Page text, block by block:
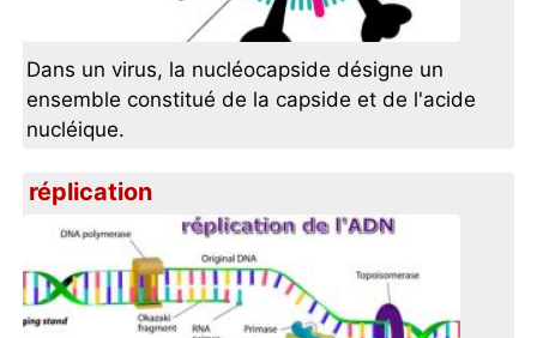
Dans un virus, la nucléocapside désigne un
ensemble constitué de la capside et de l'acide
nucléique.
réplication